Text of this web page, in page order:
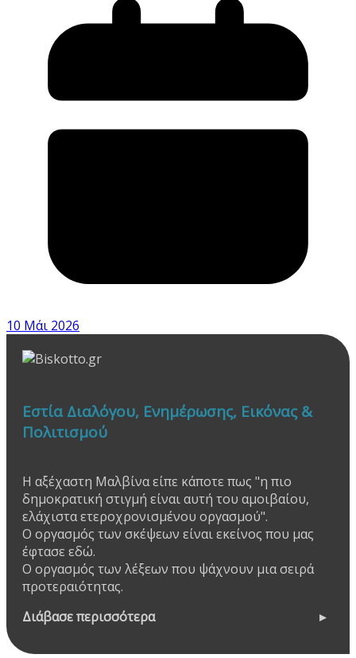
10 Μάι 2026
Εστία Διαλόγου, Ενημέρωσης, Εικόνας &
Πολιτισμού
Η αξέχαστη Μαλβίνα είπε κάποτε πως "η πιο
δημοκρατική στιγμή είναι αυτή του αμοιβαίου,
ελάχιστα ετεροχρονισμένου οργασμού".
Ο οργασμός των σκέψεων είναι εκείνος που μας
έφτασε εδώ.
Ο οργασμός των λέξεων που ψάχνουν μια σειρά
προτεραιότητας.
Διάβασε περισσότερα